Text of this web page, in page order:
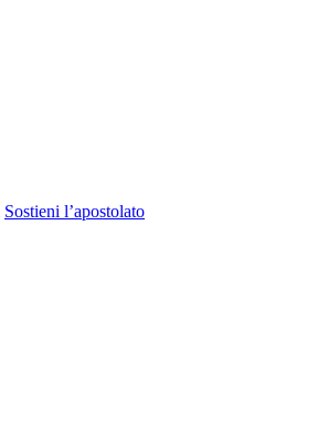
Sostieni l’apostolato